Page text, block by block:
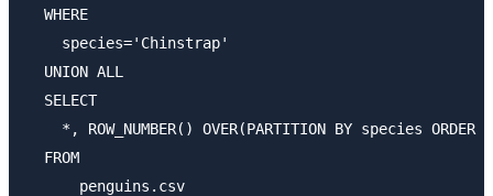
  WHERE
    species='Chinstrap'
  UNION ALL
  SELECT
*, ROW_NUMBER() OVER(PARTITION BY species ORDER
  FROM
      penguins.csv